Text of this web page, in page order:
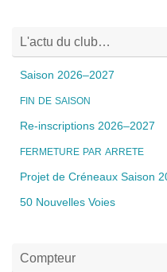
L'actu du club…
Saison 2026–2027
FIN DE SAISON
Re-inscriptions 2026–2027
FERMETURE PAR ARRETE
Projet de Créneaux Saison
50 Nouvelles Voies
Compteur